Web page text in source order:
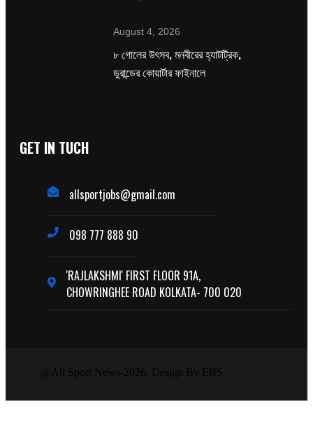
August 4, 2026
৮ গোলের উৎসব, মনবীরের হ্যাটট্রিক,
ডুরান্ডের কোয়ার্টার ফাইনালে
GET IN TUCH
allsportjobs@gmail.com
098 777 888 90
'RAJLAKSHMI' FIRST FLOOR 91A,
CHOWRINGHEE ROAD KOLKATA- 700 020
@All Sport News-2026. Design By EBS.